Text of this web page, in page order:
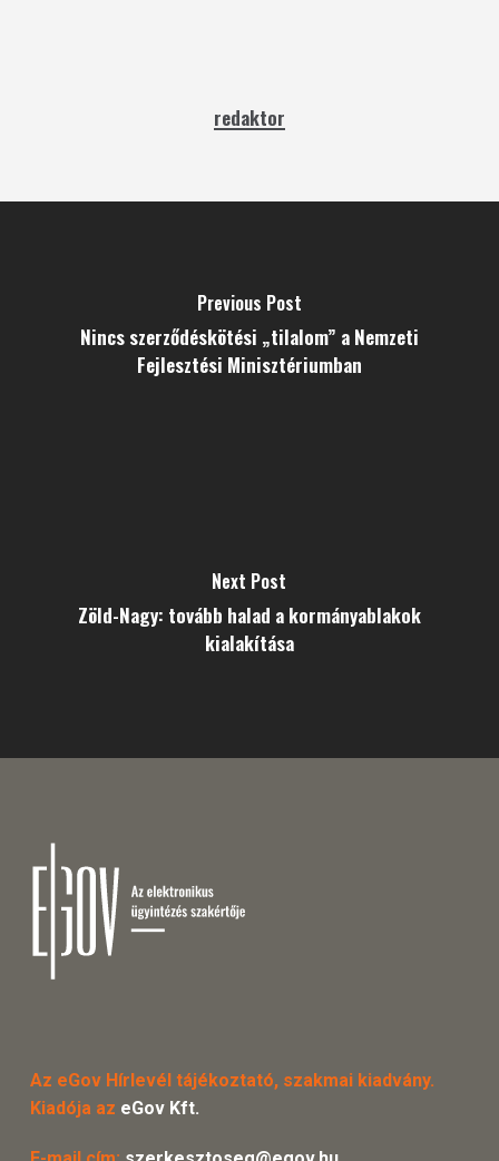
redaktor
Previous Post
Nincs szerződéskötési „tilalom” a Nemzeti
Fejlesztési Minisztériumban
Next Post
Zöld-Nagy: tovább halad a kormányablakok
kialakítása
Az eGov Hírlevél tájékoztató, szakmai kiadvány.
Kiadója az eGov Kft.